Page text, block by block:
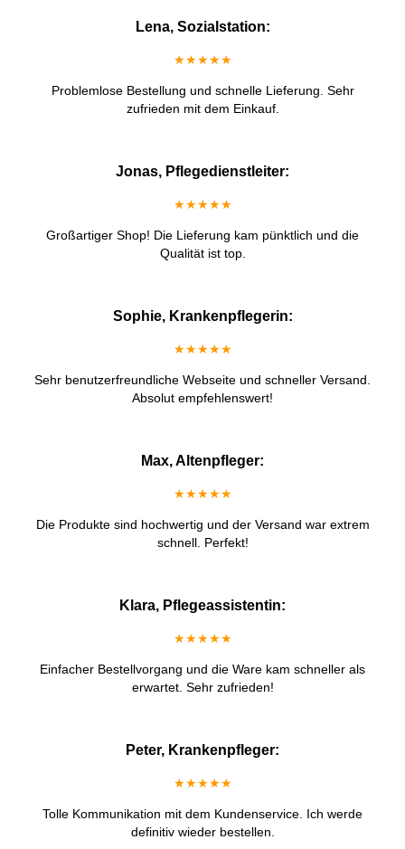
Lena, Sozialstation:
★★★★★
Problemlose Bestellung und schnelle Lieferung. Sehr
zufrieden mit dem Einkauf.
Jonas, Pflegedienstleiter:
★★★★★
Großartiger Shop! Die Lieferung kam pünktlich und die
Qualität ist top.
Sophie, Krankenpflegerin:
★★★★★
Sehr benutzerfreundliche Webseite und schneller Versand.
Absolut empfehlenswert!
Max, Altenpfleger:
★★★★★
Die Produkte sind hochwertig und der Versand war extrem
schnell. Perfekt!
Klara, Pflegeassistentin:
★★★★★
Einfacher Bestellvorgang und die Ware kam schneller als
erwartet. Sehr zufrieden!
Peter, Krankenpfleger:
★★★★★
Tolle Kommunikation mit dem Kundenservice. Ich werde
definitiv wieder bestellen.